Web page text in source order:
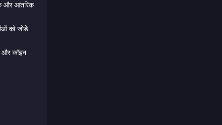
और आंतरिक
को जोड़े
और कॉइन